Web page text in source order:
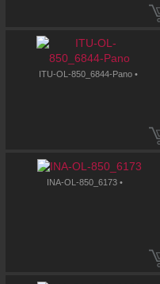
ITU-OL-850_6844-Pano •
INA-OL-850_6173 •